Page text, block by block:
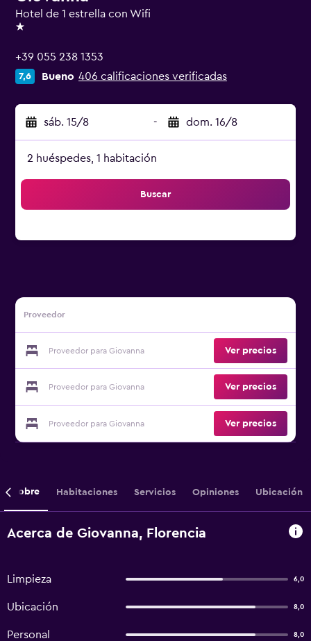
Hotel de 1 estrella con Wifi
1 estrella
+39 055 238 1353
7,6 Bueno 406 calificaciones verificadas
sáb. 15/8 - dom. 16/8
2 huéspedes, 1 habitación
Buscar
Proveedor
Proveedor para Giovanna Ver precios
Proveedor para Giovanna Ver precios
Proveedor para Giovanna Ver precios
Sobre Habitaciones Servicios Opiniones Ubicación
Acerca de Giovanna, Florencia
Limpieza 6,0
Ubicación 8,0
Personal 8,0